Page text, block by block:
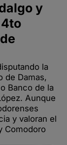
y
la
de Damas,
Banco de la
Aunque
y valoran el
Comodoro